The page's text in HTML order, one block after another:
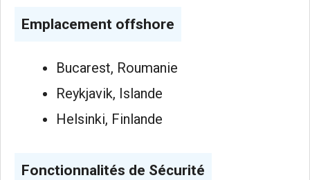
Emplacement offshore
Bucarest, Roumanie
Reykjavik, Islande
Helsinki, Finlande
Fonctionnalités de Sécurité